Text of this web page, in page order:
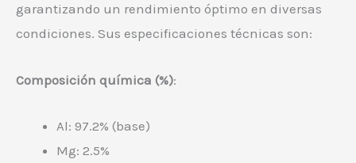
garantizando un rendimiento óptimo en diversas
condiciones. Sus especificaciones técnicas son:
Composición química (%):
Al: 97.2% (base)
Mg: 2.5%